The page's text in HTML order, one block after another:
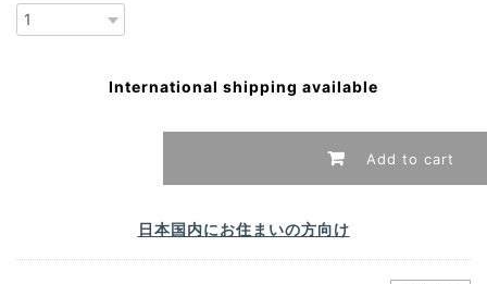
International shipping available
Add to cart
日本国内にお住まいの方向け